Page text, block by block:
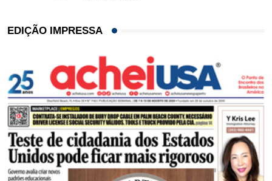
EDIÇÃO IMPRESSA